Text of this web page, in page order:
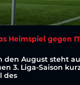
Heimspiel gegen
den August steht
3. Liga-Saison
des